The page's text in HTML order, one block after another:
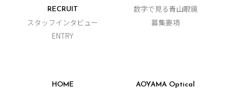
RECRUIT
数字で見る青山眼鏡
スタッフインタビュー
募集要項
ENTRY
HOME
AOYAMA Optical